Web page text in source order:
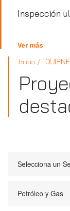
Inspección
Ver más
Inicio
Selecciona un
Petróleo y Gas